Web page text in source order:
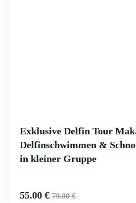
Exklusive Delfin Tour
Delfinschwimmen &
in kleiner Gruppe
55.00 € 70.00€